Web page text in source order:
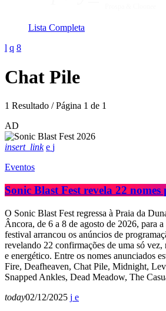
Lista Completa
Chat Pile
1 Resultado / Página 1 de 1
AD
insert_link
Eventos
Sonic Blast Fest revela 22
O Sonic Blast Fest regressa à Praia da
Âncora, de 6 a 8 de agosto de 2026, para a
festival arrancou os anúncios de
revelando 22 confirmações de uma só
e energético. Entre os nomes anunciados
Fire, Deafheaven, Chat Pile, Midnight,
Snapped Ankles, Dead Meadow, The
today02/12/2025